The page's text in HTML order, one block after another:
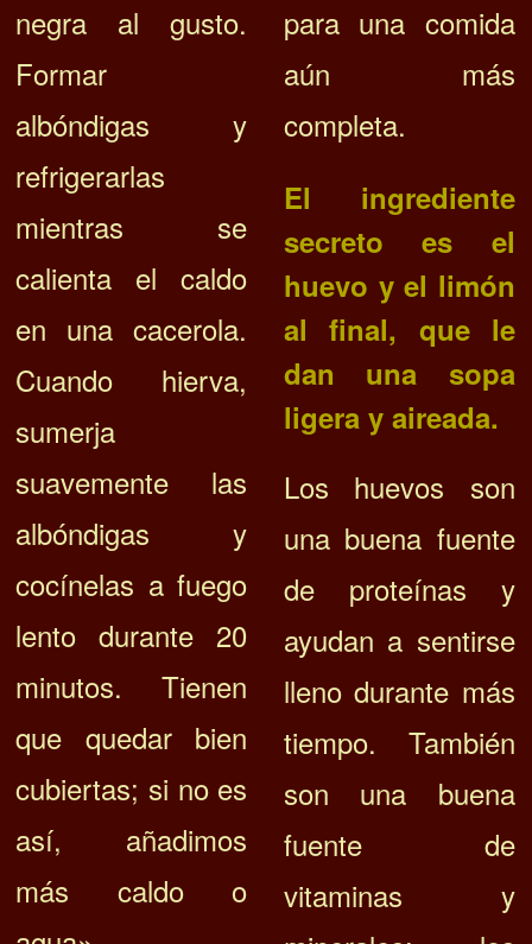
negra al gusto.
Formar
albóndigas y
refrigerarlas
mientras se
calienta el caldo
en una cacerola.
Cuando hierva,
sumerja
suavemente las
albóndigas y
cocínelas a fuego
lento durante 20
minutos. Tienen
que quedar bien
cubiertas; si no es
así, añadimos
más caldo o
para una comida
aún más
completa.
El ingrediente
secreto es el
huevo y el limón
al final, que le
dan una sopa
ligera y aireada.
Los huevos son
una buena fuente
de proteínas y
ayudan a sentirse
lleno durante más
tiempo. También
son una buena
fuente de
vitaminas y